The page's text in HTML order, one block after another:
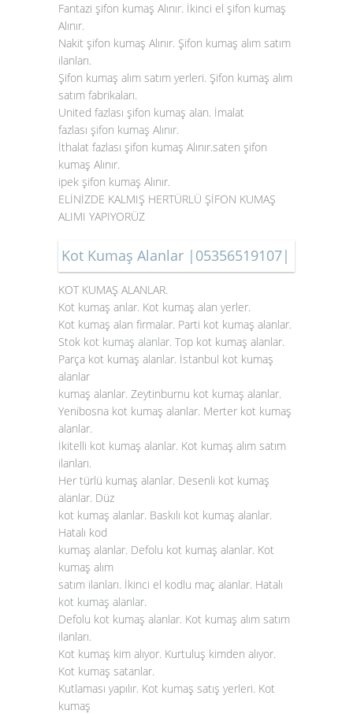
Fantazi şifon kumaş Alınır. İkinci el şifon kumaş
Alınır.
Nakit şifon kumaş Alınır. Şifon kumaş alım satım
ilanları.
Şifon kumaş alım satım yerleri. Şifon kumaş alım
satım fabrikaları.
United fazlası şifon kumaş alan. İmalat
fazlası şifon kumaş Alınır.
İthalat fazlası şifon kumaş Alınır.saten şifon
kumaş Alınır.
ipek şifon kumaş Alınır.
ELİNİZDE KALMIŞ HERTÜRLÜ ŞİFON KUMAŞ
ALIMI YAPIYORÜZ
Kot Kumaş Alanlar |05356519107|
KOT KUMAŞ ALANLAR.
Kot kumaş anlar. Kot kumaş alan yerler.
Kot kumaş alan firmalar. Parti kot kumaş alanlar.
Stok kot kumaş alanlar. Top kot kumaş alanlar.
Parça kot kumaş alanlar. İstanbul kot kumaş
alanlar
kumaş alanlar. Zeytinburnu kot kumaş alanlar.
Yenibosna kot kumaş alanlar. Merter kot kumaş
alanlar.
İkitelli kot kumaş alanlar. Kot kumaş alım satım
ilanları.
Her türlü kumaş alanlar. Desenli kot kumaş
alanlar. Düz
kot kumaş alanlar. Baskılı kot kumaş alanlar.
Hatalı kod
kumaş alanlar. Defolu kot kumaş alanlar. Kot
kumaş alım
satım ilanları. İkinci el kodlu maç alanlar. Hatalı
kot kumaş alanlar.
Defolu kot kumaş alanlar. Kot kumaş alım satım
ilanları.
Kot kumaş kim alıyor. Kurtuluş kimden alıyor.
Kot kumaş satanlar.
Kutlaması yapılır. Kot kumaş satış yerleri. Kot
kumaş